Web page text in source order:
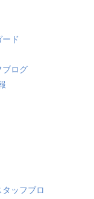
ド
ブログ
ッフブロ